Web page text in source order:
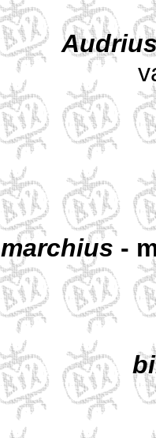
marchius -